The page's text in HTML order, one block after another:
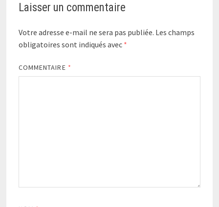
Laisser un commentaire
Votre adresse e-mail ne sera pas publiée. Les champs
obligatoires sont indiqués avec *
COMMENTAIRE *